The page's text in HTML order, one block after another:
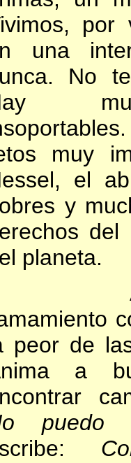
por
una
No
muy
el
y
planeta.
peor de
a
puedo